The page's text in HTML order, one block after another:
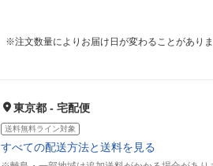
※注文数量によりお届け日が変わることがありま
東京都 - 宅配便
送料無料ライン対象
すべての配送方法と送料を見る